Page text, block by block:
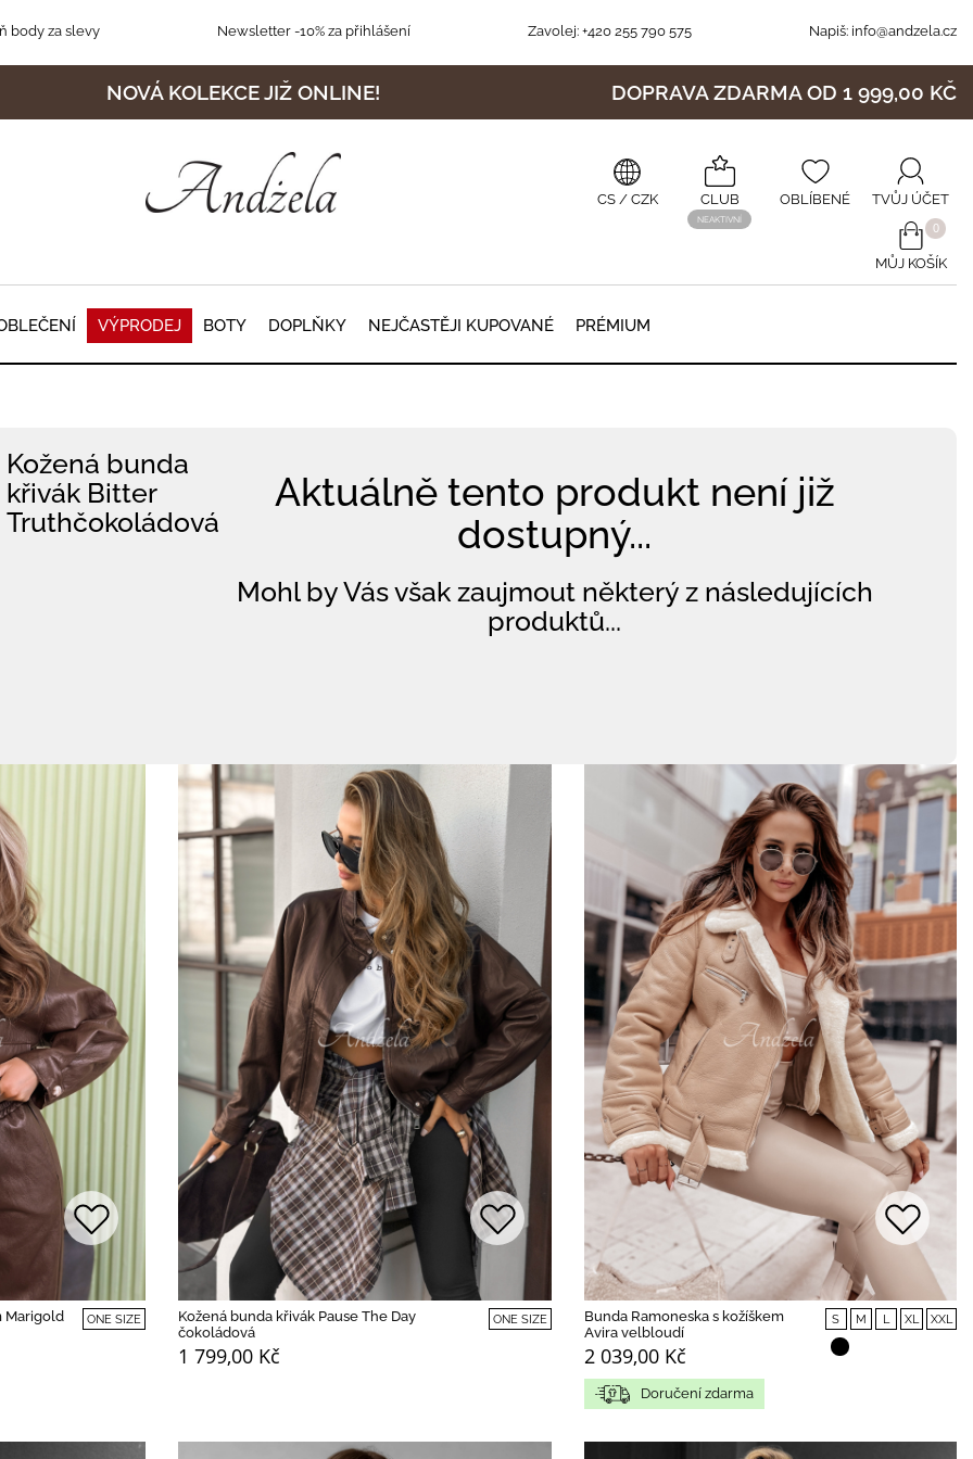
body za slevy Newsletter-10% za přihlášení Zavolej:+420 255 790 575 Napiš: info@andzela.cz
NOVÁ KOLEKCE JIŽ ONLINE! DOPRAVA ZDARMA OD 1 999,00 KČ
CS/ CZK CLUB
NEAKTIVNÍ
OBLÍBENÉ TVŮJ ÚČET
0
MŮJ KOŠÍK
VÝPRODEJ BOTY DOPLŇKY NEJČASTĚJI KUPOVANÉ PRÉMIUM
Kožená bunda
křivák Bitter
Truthčokoládová
Aktuálně tento produkt není již
dostupný...
Mohl by Vás však zaujmout některý z následujících
produktů...
Marigold ONE SIZE
Kožená bunda křivák Pause The Day
čokoládová
1 799,00 Kč
ONE SIZE
Bunda Ramoneska s kožíškem
Avira velbloudí
2 039,00 Kč
S M L XL XXL
Doručení zdarma